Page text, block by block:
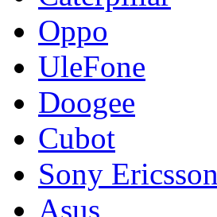
Oppo
UleFone
Doogee
Cubot
Sony Ericsson
Asus